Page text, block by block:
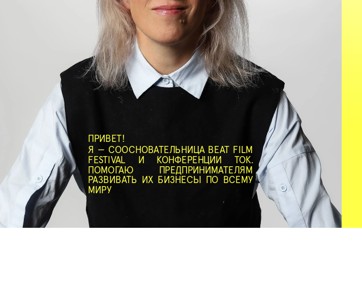
ПРИВЕТ!
Я — СООСНОВАТЕЛЬНИЦА BEAT FILM
FESTIVAL И КОНФЕРЕНЦИИ ТОК.
ПОМОГАЮ ПРЕДПРИНИМАТЕЛЯМ
РАЗВИВАТЬ ИХ БИЗНЕСЫ ПО ВСЕМУ
МИРУ